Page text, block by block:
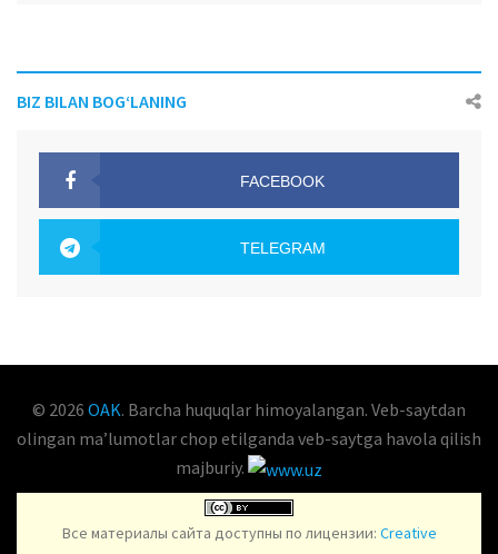
BIZ BILAN BOG‘LANING
FACEBOOK
TELEGRAM
© 2026 OAK. Barcha huquqlar himoyalangan. Veb-saytdan
olingan maʼlumotlar chop etilganda veb-saytga havola qilish
majburiy.
Все материалы сайта доступны по лицензии: Creative